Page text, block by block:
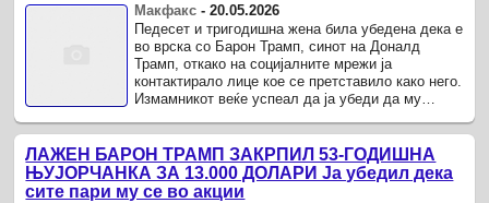
Макфакс -20.05.2026
Педесет и тригодишна жена била убедена дека е
во врска со Барон Трамп, синот на Доналд
Трамп, откако на социјалните мрежи ја
контактирало лице кое се претставило како него.
Измамникот веќе успеал да ја убеди да му
ЛАЖЕН БАРОН ТРАМП ЗАКРПИЛ 53-ГОДИШНА
ЊУЈОРЧАНКА ЗА 13.000 ДОЛАРИ Ја убедил дека
сите пари му се во акции